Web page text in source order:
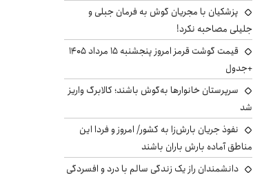
پزشکیان با مجریان گوش به فرمان جبلی و
جلیلی مصاحبه نکرد!
قیمت گوشت قرمز امروز پنجشنبه ۱۵ مرداد ۱۴۰۵
+جدول
سرپرستان خانوارها به‌گوش باشند؛ کالابرگ واریز
شد
نفوذ جریان بارش‌زا به کشور/ امروز و فردا این
مناطق آماده بارش باران باشند
دانشمندان راز یک زندگی سالم با درد و افسردگی